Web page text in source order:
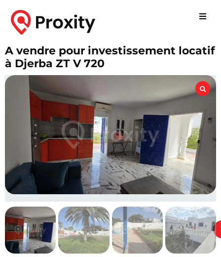
A vendre pour investissement locatif
à Djerba ZT V 720